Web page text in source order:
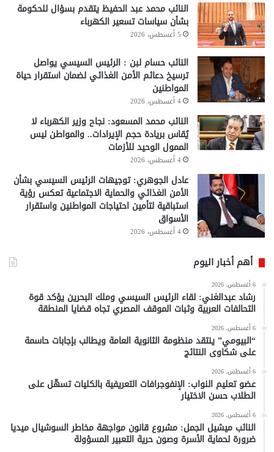
النائب محمد عبد الحفيظ يتقدم بسؤال للحكومة
بشأن سياسات تسعير الكهرباء
5 أغسطس، 2026
النائب حسام لبن : الرئيس السيسي يواصل
ترسيخ دعائم الأمن الغذائي لضمان استقرار حياة
المواطنين
4 أغسطس، 2026
النائب محمد المسعود: نجاح وزير الكهرباء لا
يُقاس بريادة حجم الإيرادات.. والمواطن ليس
الممول الوحيد للأزمات
4 أغسطس، 2026
عادل الجوهري: توجيهات الرئيس السيسي بشأن
الأمن الغذائي والحماية الاجتماعية تعكس رؤية
استباقية لتأمين احتياجات المواطنين واستقرار
الأسواق
4 أغسطس، 2026
أهم أخبار اليوم
6 أغسطس، 2026
رشاد عبدالغني: لقاء الرئيس السيسي وملك البحرين يؤكد قوة
التحالفات العربية وثبات الموقف المصري تجاه قضايا المنطقة
6 أغسطس، 2026
“البيومي” ينتقد منظومة الثانوية العامة ويطالب بإجابات حاسمة
على شكاوى النتائج
6 أغسطس، 2026
عضو تعليم النواب: الإنفوجرافات التعريفية بالكليات تسهّل على
الطلاب حسن الاختيار
6 أغسطس، 2026
النائب ميشيل الجمل: مشروع قانون مواجهة مخاطر السوشيال ميديا
ضرورة لحماية الأسرة وصون حرية التعبير المسؤولة